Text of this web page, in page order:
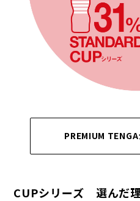
PREMIUM
CUPシリーズ 選んだ